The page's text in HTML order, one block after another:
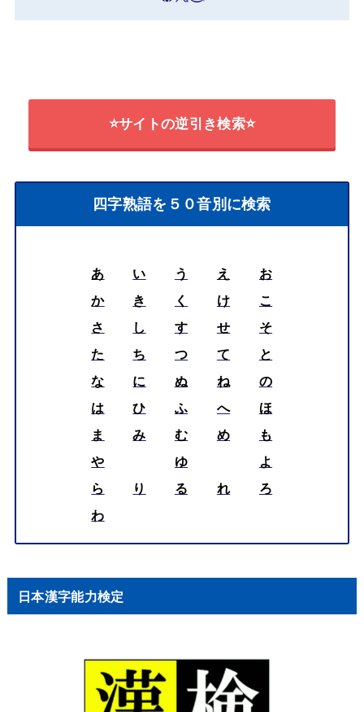
⭐サイトの逆引き検索⭐
四字熟語を５０音別に検索
あ い う え
お
か
き く け
こ
さ
し す せ
そ
た
ち つ て
と
な
に ぬ ね
の
は
ひ ふ へ
ほ
ま
み む め
も
や
ゆ
よ
ら
り る れ
ろ
わ
日本漢字能力検定